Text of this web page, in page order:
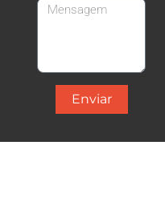
Message
Enviar